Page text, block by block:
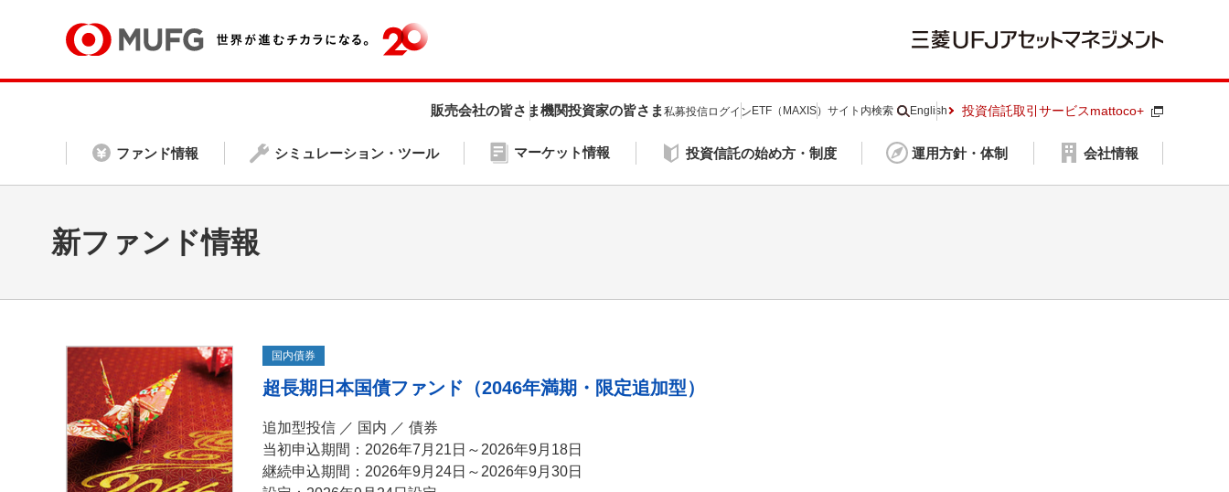
ファンド情報 シミュレーション・ツール マーケット情報 投資信託の始め方・制度 運用方針・体制 会社情報
販売会社の皆さま機関投資家の皆さま 私募投信ログイン ETF（MAXIS） サイト内検索 English 投資信託取引サービスmattoco+
新ファンド情報
超長期日本国債ファンド（2046年満期・限定追加型）
国内債券
追加型投信 ／ 国内 ／ 債券
当初申込期間
2026年7月21日～2026年9月18日
継続申込期間
2026年9月24日～2026年9月30日